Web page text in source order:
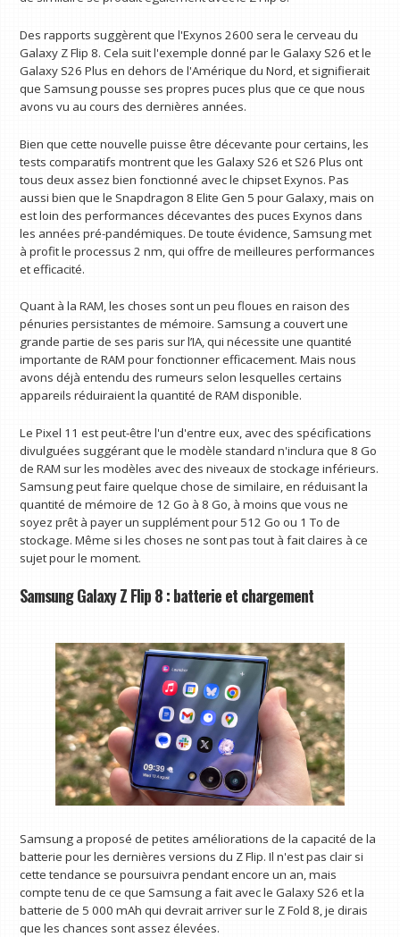
Des rapports suggèrent que l'Exynos 2600 sera le cerveau du
Galaxy Z Flip 8. Cela suit l'exemple donné par le Galaxy S26 et le
Galaxy S26 Plus en dehors de l'Amérique du Nord, et signifierait
que Samsung pousse ses propres puces plus que ce que nous
avons vu au cours des dernières années.
Bien que cette nouvelle puisse être décevante pour certains, les
tests comparatifs montrent que les Galaxy S26 et S26 Plus ont
tous deux assez bien fonctionné avec le chipset Exynos. Pas
aussi bien que le Snapdragon 8 Elite Gen 5 pour Galaxy, mais on
est loin des performances décevantes des puces Exynos dans
les années pré-pandémiques. De toute évidence, Samsung met
à profit le processus 2 nm, qui offre de meilleures performances
et efficacité.
Quant à la RAM, les choses sont un peu floues en raison des
pénuries persistantes de mémoire. Samsung a couvert une
grande partie de ses paris sur l’IA, qui nécessite une quantité
importante de RAM pour fonctionner efficacement. Mais nous
avons déjà entendu des rumeurs selon lesquelles certains
appareils réduiraient la quantité de RAM disponible.
Le Pixel 11 est peut-être l'un d'entre eux, avec des spécifications
divulguées suggérant que le modèle standard n'inclura que 8 Go
de RAM sur les modèles avec des niveaux de stockage inférieurs.
Samsung peut faire quelque chose de similaire, en réduisant la
quantité de mémoire de 12 Go à 8 Go, à moins que vous ne
soyez prêt à payer un supplément pour 512 Go ou 1 To de
stockage. Même si les choses ne sont pas tout à fait claires à ce
sujet pour le moment.
Samsung Galaxy Z Flip 8 : batterie et chargement
Samsung a proposé de petites améliorations de la capacité de la
batterie pour les dernières versions du Z Flip. Il n'est pas clair si
cette tendance se poursuivra pendant encore un an, mais
compte tenu de ce que Samsung a fait avec le Galaxy S26 et la
batterie de 5 000 mAh qui devrait arriver sur le Z Fold 8, je dirais
que les chances sont assez élevées.